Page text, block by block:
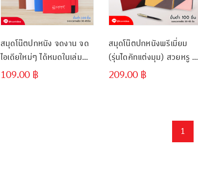
สมุดโน๊ตปกหนัง จดงาน จด
ไอเดียใหม่ๆ ได้หมดในเล่ม
เดียว
109.00 ฿
สมุดโน๊ตปกหนังพรีเมี่ยม
(รุ่นไดคัทแต่งมุม) สวยหรู ดู
ดีในทุกมุมมอง
209.00 ฿
1